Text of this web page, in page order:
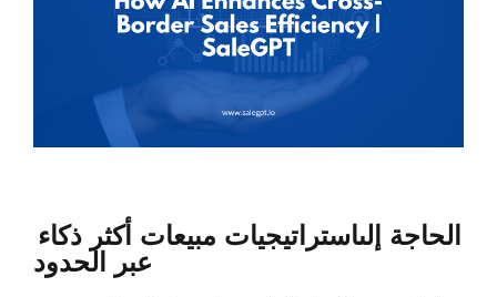
الحاجة إلىاستراتيجيات مبيعات أكثر ذكاء
عبر الحدود